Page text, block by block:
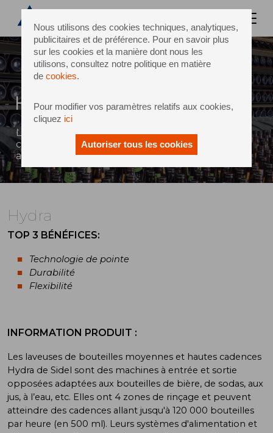
Nous utilisons des cookies techniques, analytiques,
publicitaires et de préférence. Pour en savoir plus
sur les cookies et la manière dont nous les
utilisons, consultez notre politique en matière
de cookies.
Pour modifier vos paramètres relatifs aux cookies,
cliquez ici
Autoriser tous les cookies
Hydra
Laveuse de bouteilles moyennes et hautes
cadences à haute technologie, pour une
approche durable du lavage de bouteilles
Hydra
TOP 3 BÉNÉFICES:
Technologie de pointe
Durabilité
Flexibilité
INFORMATION PRODUIT :
Les laveuses de bouteilles moyennes et hautes cadences
Hydra de Sidel sont des machines à entrée et sortie
opposées adaptées aux bouteilles de bière, de sodas, aux
jus, à l’eau, etc. Elles ont 4 zones de rinçage et peuvent
atteindre des cadences allant jusqu'à 120 000 bouteilles
par heure (en 500 ml). Leurs systèmes d'alimentation et